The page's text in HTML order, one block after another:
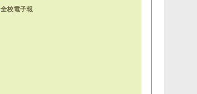
全校電子報